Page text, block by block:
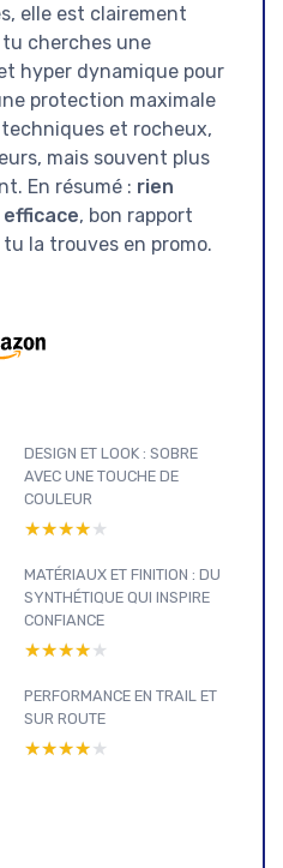
elle est clairement
cherches une
hyper dynamique pour
protection maximale
et rocheux,
mais souvent plus
En résumé : rien
, bon rapport
la trouves en promo.
DESIGN ET LOOK : SOBRE
AVEC UNE TOUCHE DE
COULEUR
★★★★★
★★★★★
MATÉRIAUX ET FINITION : DU
SYNTHÉTIQUE QUI INSPIRE
CONFIANCE
★★★★★
★★★★★
PERFORMANCE EN TRAIL ET
SUR ROUTE
★★★★★
★★★★★